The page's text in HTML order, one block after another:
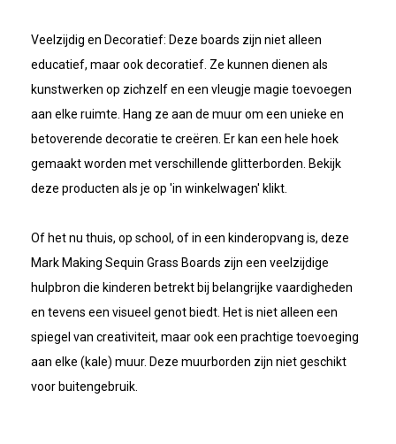
Veelzijdig en Decoratief: Deze boards zijn niet alleen
educatief, maar ook decoratief. Ze kunnen dienen als
kunstwerken op zichzelf en een vleugje magie toevoegen
aan elke ruimte. Hang ze aan de muur om een unieke en
betoverende decoratie te creëren. Er kan een hele hoek
gemaakt worden met verschillende glitterborden. Bekijk
deze producten als je op 'in winkelwagen' klikt.
Of het nu thuis, op school, of in een kinderopvang is, deze
Mark Making Sequin Grass Boards zijn een veelzijdige
hulpbron die kinderen betrekt bij belangrijke vaardigheden
en tevens een visueel genot biedt. Het is niet alleen een
spiegel van creativiteit, maar ook een prachtige toevoeging
aan elke (kale) muur. Deze muurborden zijn niet geschikt
voor buitengebruik.